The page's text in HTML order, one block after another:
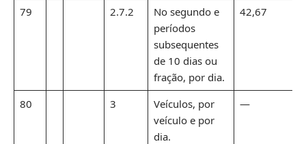
79 2.7.2
No segundo e
períodos
subsequentes
de 10 dias ou
fração, por dia.
42,67
80 3
Veículos, por
veículo e por
dia.
—